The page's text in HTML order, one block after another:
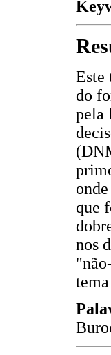
Este
do
pela
que
nos